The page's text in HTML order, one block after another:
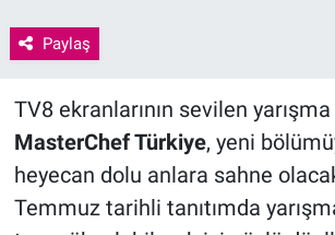
Paylaş
TV8 ekranlarının sevilen
MasterChef Türkiye, yeni
heyecan dolu anlara sahne
Temmuz tarihli tanıtımda